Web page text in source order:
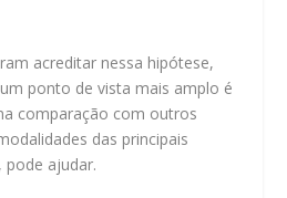
acreditar nessa hipótese,
ponto de vista mais amplo é
comparação com outros
das principais
pode ajudar.